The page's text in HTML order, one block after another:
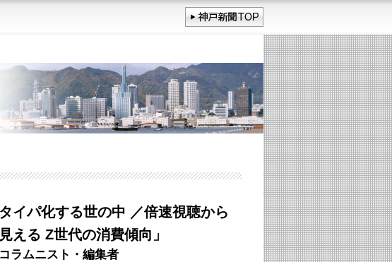
タイパ化する世の中 ／倍速視聴から
見える Z世代の消費傾向」
コラムニスト・編集者